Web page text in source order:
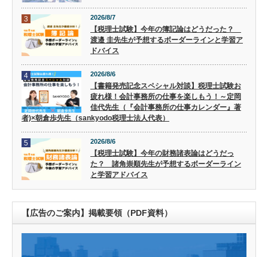
3 2026/8/7
【税理士試験】今年の簿記論はどうだった？
渡邉 圭先生が予想するボーダーラインと学習ア
ドバイス
4 2026/8/6
【書籍発売記念スペシャル対談】税理士試験お
疲れ様！会計事務所の仕事を楽しもう！～定岡
佳代先生（『会計事務所の仕事カレンダー』著
者)×朝倉歩先生（sankyodo税理士法人代表）
5 2026/8/6
【税理士試験】今年の財務諸表論はどうだっ
た？ 諸角崇順先生が予想するボーダーライン
と学習アドバイス
【広告のご案内】掲載要領（PDF資料）